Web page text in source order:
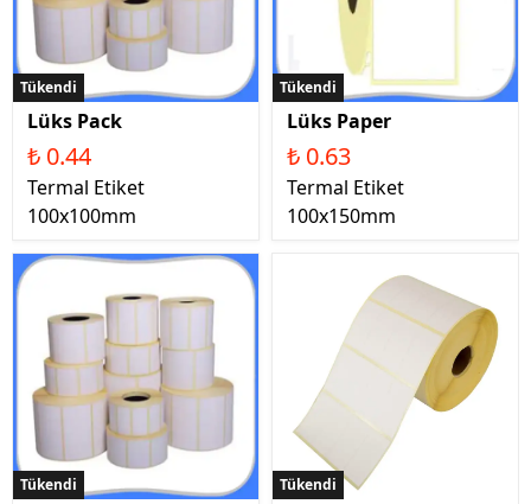
Tükendi
Lüks Pack
₺ 0.44
Termal Etiket
100x100mm
Tükendi
Lüks Paper
₺ 0.63
Termal Etiket
100x150mm
Tükendi Tükendi